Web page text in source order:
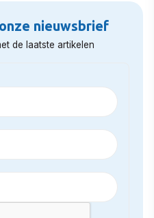
nieuwsbrief
de laatste artikelen